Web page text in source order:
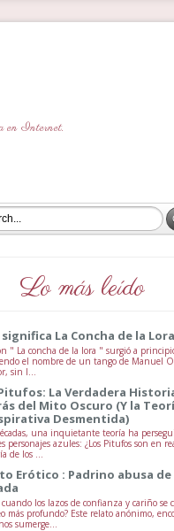
en Internet.
Lo más leído
La Concha de la
" La concha de la lora " surgió a
el nombre de un tango de Manuel O.
sin l...
La Verdadera
del Mito Oscuro (Y la
Desmentida)
una inquietante teoría ha
personajes azules: ¿Los Pitufos son en
de los ...
Erótico : Padrino abusa de
cuando los lazos de confianza y cariño se
más profundo? Este relato anónimo,
sumerge...